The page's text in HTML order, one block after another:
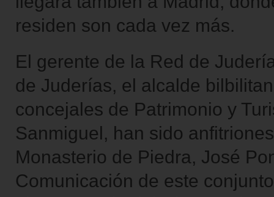
residen son cada vez más.
El gerente de la Red de
de Juderías, el alcalde
concejales de Patrimonio y
Sanmiguel, han sido
Monasterio de Piedra, José
Comunicación de este